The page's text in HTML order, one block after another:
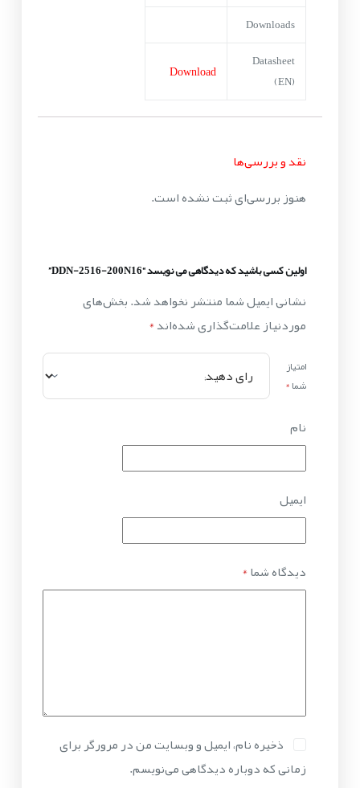
Downloads
Datasheet
(EN)
Download
نقد و بررسی‌ها
هنوز بررسی‌ای ثبت نشده است.
اولین کسی باشید که دیدگاهی می نویسد “DDN-2516-200N16”
نشانی ایمیل شما منتشر نخواهد شد.بخش‌های
موردنیاز علامت‌گذاری شده‌اند*
امتیاز
شما*
نام
ایمیل
دیدگاه شما*
ذخیره نام، ایمیل و وبسایت من در مرورگر برای
زمانی که دوباره دیدگاهی می‌نویسم.